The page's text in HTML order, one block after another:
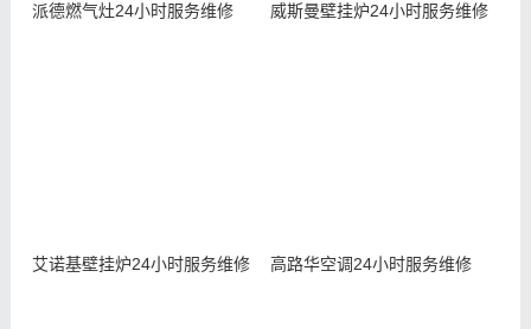
派德燃气灶24小时服务维修 威斯曼壁挂炉24小时服务维修
艾诺基壁挂炉24小时服务维修 高路华空调24小时服务维修